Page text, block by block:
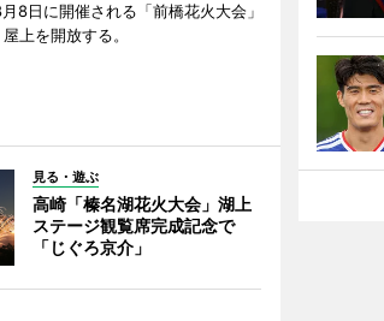
8日に開催される「前橋花火大会」
上を開放する。
見る・遊ぶ
高崎「榛名湖花火大会」湖上
ステージ観覧席完成記念で
「じぐろ京介」